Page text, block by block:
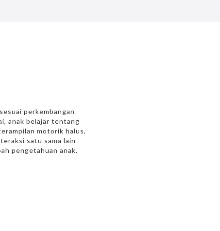
perkembangan
anak belajar tentang
motorik halus,
satu sama lain
pengetahuan anak.